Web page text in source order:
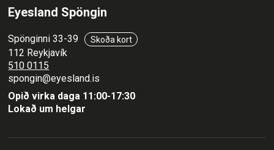
Eyesland Spöngin
Spönginni 33-39 Skoða kort
112 Reykjavík
510 0115
spongin@eyesland.is
Opið virka daga 11:00-17:30
Lokað um helgar